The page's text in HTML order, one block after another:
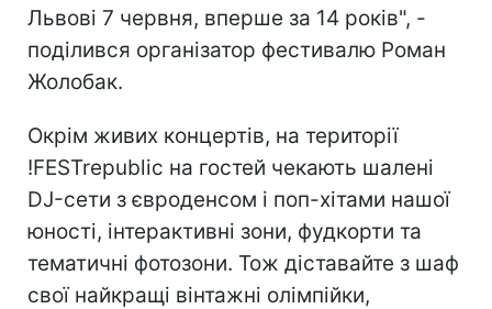
Львові 7 червня, вперше за 14 років", -
поділився організатор фестивалю Роман
Жолобак.
Окрім живих концертів, на території
!FESTrepublic на гостей чекають шалені
DJ-сети з євроденсом і поп-хітами нашої
юності, інтерактивні зони, фудкорти та
тематичні фотозони. Тож діставайте з шаф
свої найкращі вінтажні олімпійки,